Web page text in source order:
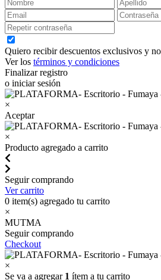
Quiero recibir descuentos exclusivos y
Ver los términos y condiciones
Finalizar registro
o iniciar sesión
×
Aceptar
×
Producto agregado a carrito
Seguir comprando
Ver carrito
0 item(s) agregado tu carrito
×
MUTMA
Seguir comprando
Checkout
×
Se va a agregar 1 ítem a tu carrito